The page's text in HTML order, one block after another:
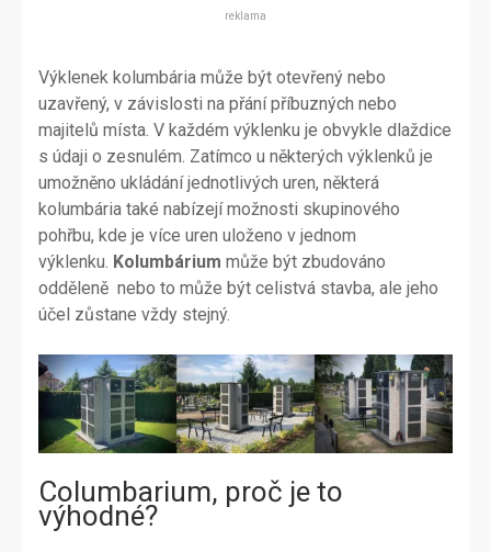
reklama
Výklenek kolumbária může být otevřený nebo
uzavřený, v závislosti na přání příbuzných nebo
majitelů místa. V každém výklenku je obvykle dlaždice
s údaji o zesnulém. Zatímco u některých výklenků je
umožněno ukládání jednotlivých uren, některá
kolumbária také nabízejí možnosti skupinového
pohřbu, kde je více uren uloženo v jednom
výklenku. Kolumbárium může být zbudováno
odděleně nebo to může být celistvá stavba, ale jeho
účel zůstane vždy stejný.
Columbarium, proč je to
výhodné?